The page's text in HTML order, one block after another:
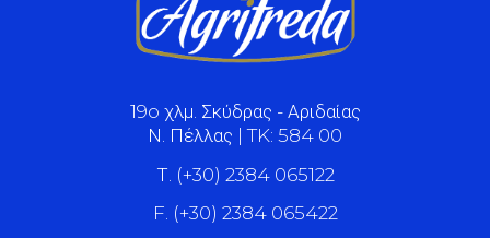
19o χλμ. Σκύδρας - Αριδαίας
Ν. Πέλλας | TK: 584 00
Τ. (+30) 2384 065122
F. (+30) 2384 065422